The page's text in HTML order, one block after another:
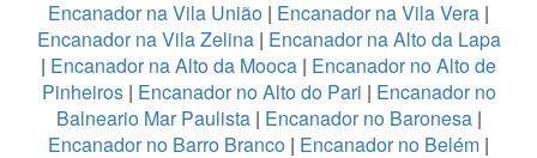
Encanador na Vila União | Encanador na Vila Vera |
Encanador na Vila Zelina| Encanador na Alto da Lapa
| Encanador na Alto da Mooca | Encanador no Alto de
Pinheiros| Encanador no Alto do Pari | Encanador no
Balneario Mar Paulista| Encanador no Baronesa|
Encanador no Barro Branco | Encanador no Belém |